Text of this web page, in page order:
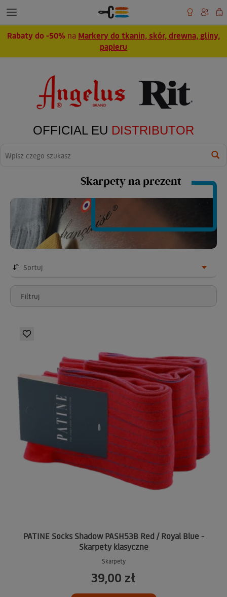
Rabaty do -50% na Markery do tkanin, skór, drewna, gliny,
papieru
OFFICIAL EU DISTRIBUTOR
Skarpety na prezent
Sortuj
Filtruj
PATINE Socks Shadow PASH53B Red / Royal Blue -
Skarpety klasyczne
Skarpety
39,00 zł